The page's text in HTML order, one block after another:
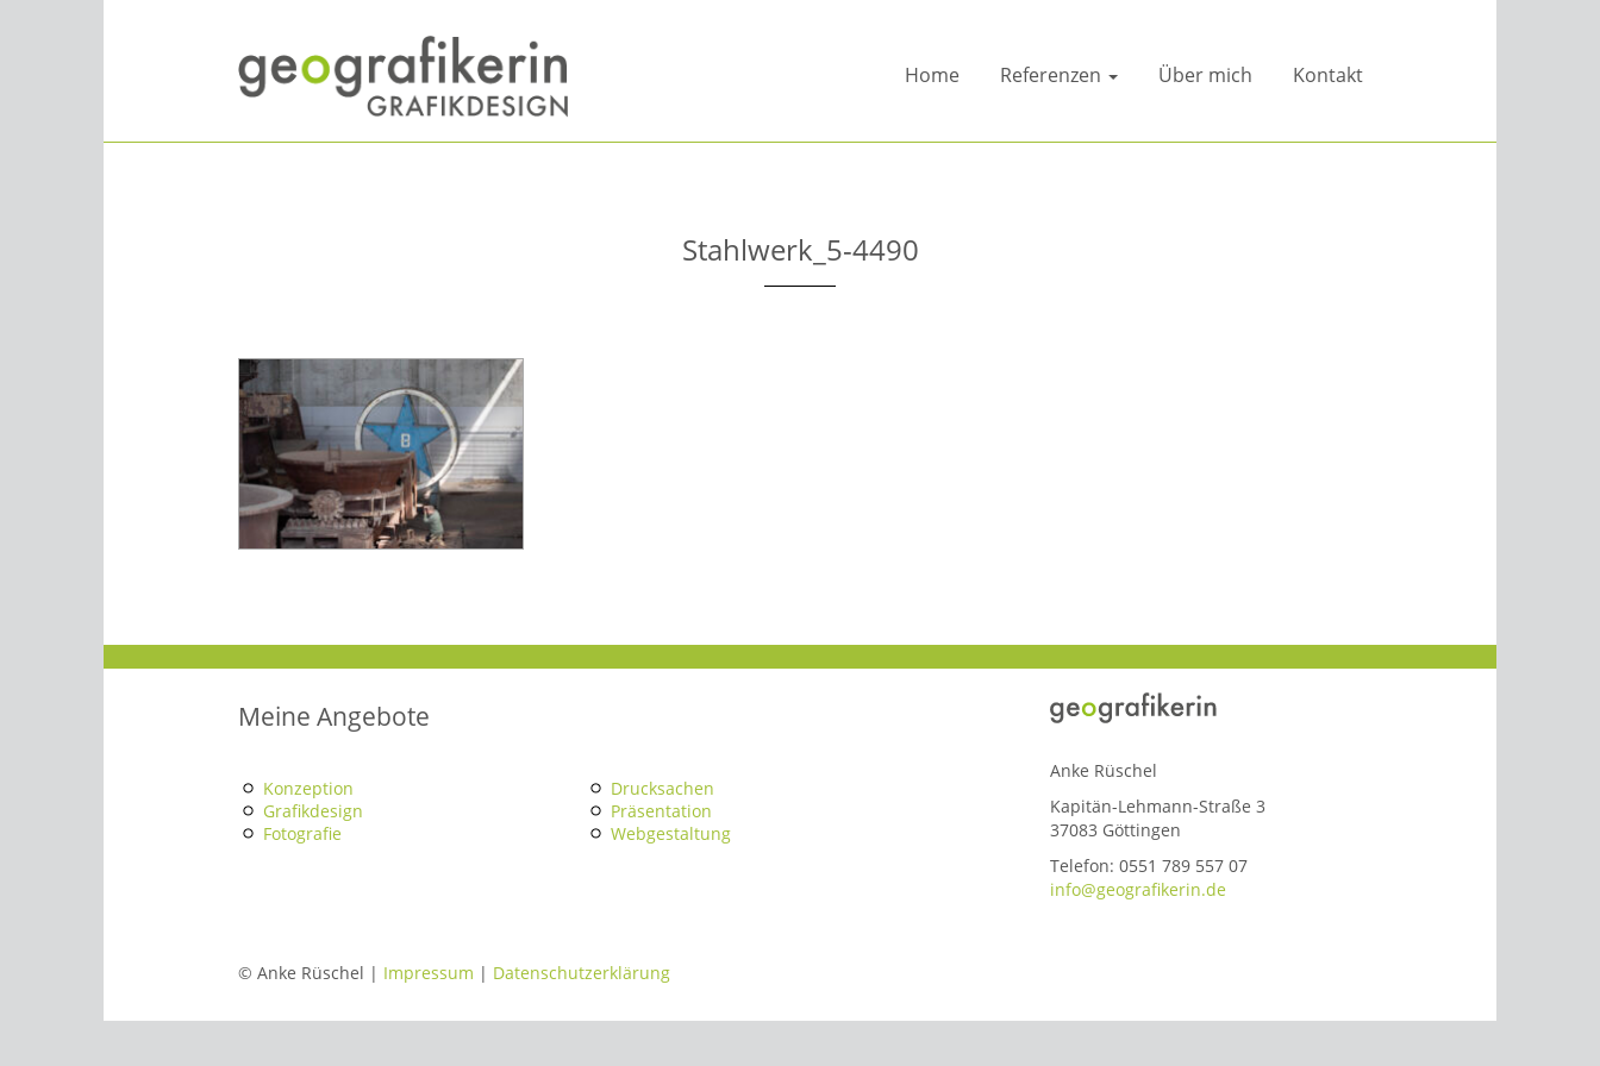
Home Referenzen Über mich Kontakt
Stahlwerk_5-4490
Meine Angebote
Konzeption
Grafikdesign
Fotografie
Drucksachen
Präsentation
Webgestaltung
Anke Rüschel
Kapitän-Lehmann-Straße 3
37083 Göttingen
Telefon: 0551 789 557 07
info@geografikerin.de
© Anke Rüschel | Impressum | Datenschutzerklärung